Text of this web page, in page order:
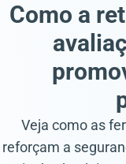
Como a
Veja como as
reforçam a